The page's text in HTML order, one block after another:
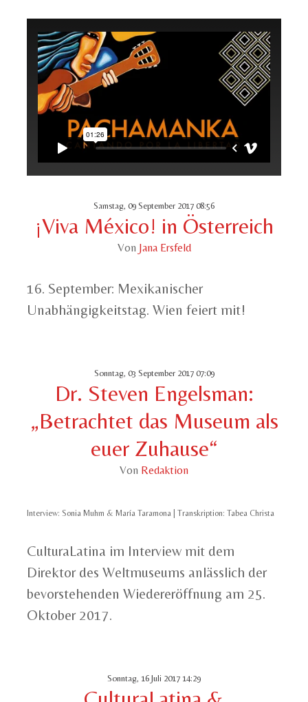
Samstag, 09 September 2017 08:56
¡Viva México! in Österreich
Von Jana Ersfeld
16. September: Mexikanischer
Unabhängigkeitstag. Wien feiert mit!
Sonntag, 03 September 2017 07:09
Dr. Steven Engelsman:
„Betrachtet das Museum als
euer Zuhause“
Von Redaktion
Interview: Sonia Muhm & María Taramona | Transkription: Tabea Christa
CulturaLatina im Interview mit dem
Direktor des Weltmuseums anlässlich der
bevorstehenden Wiedereröffnung am 25.
Oktober 2017.
Sonntag, 16 Juli 2017 14:29